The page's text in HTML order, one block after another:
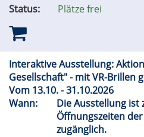
Status:
Plätze frei
Interaktive Ausstellung:
Gesellschaft" - mit VR-Brillen
Vom 13.10. - 31.10.2026
Wann:
Die Ausstellung ist
Öffnungszeiten
zugänglich.